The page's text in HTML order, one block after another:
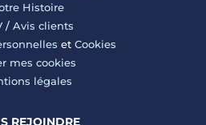
Histoire
/ Avis clients
et Cookies
mes cookies
légales
REJOINDRE